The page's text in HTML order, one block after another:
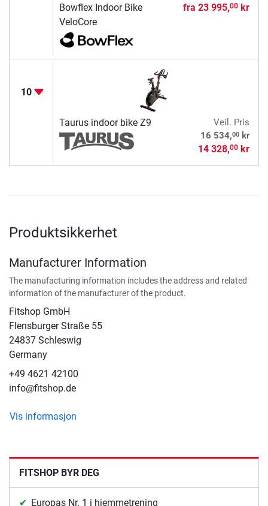
Bowflex Indoor Bike
VeloCore
fra 23 995,00kr
10
Taurus indoor bike Z9
Veil. Pris
16 534,00kr
14 328,00kr
Produktsikkerhet
Manufacturer Information
The manufacturing information includes the address and related
information of the manufacturer of the product.
Fitshop GmbH
Flensburger Straße 55
24837 Schleswig
Germany
+49 4621 42100
info@fitshop.de
Vis informasjon
FITSHOP BYR DEG
Europas Nr. 1 i hjemmetrening